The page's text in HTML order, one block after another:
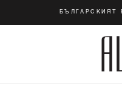
БЪЛГАРСКИЯТ